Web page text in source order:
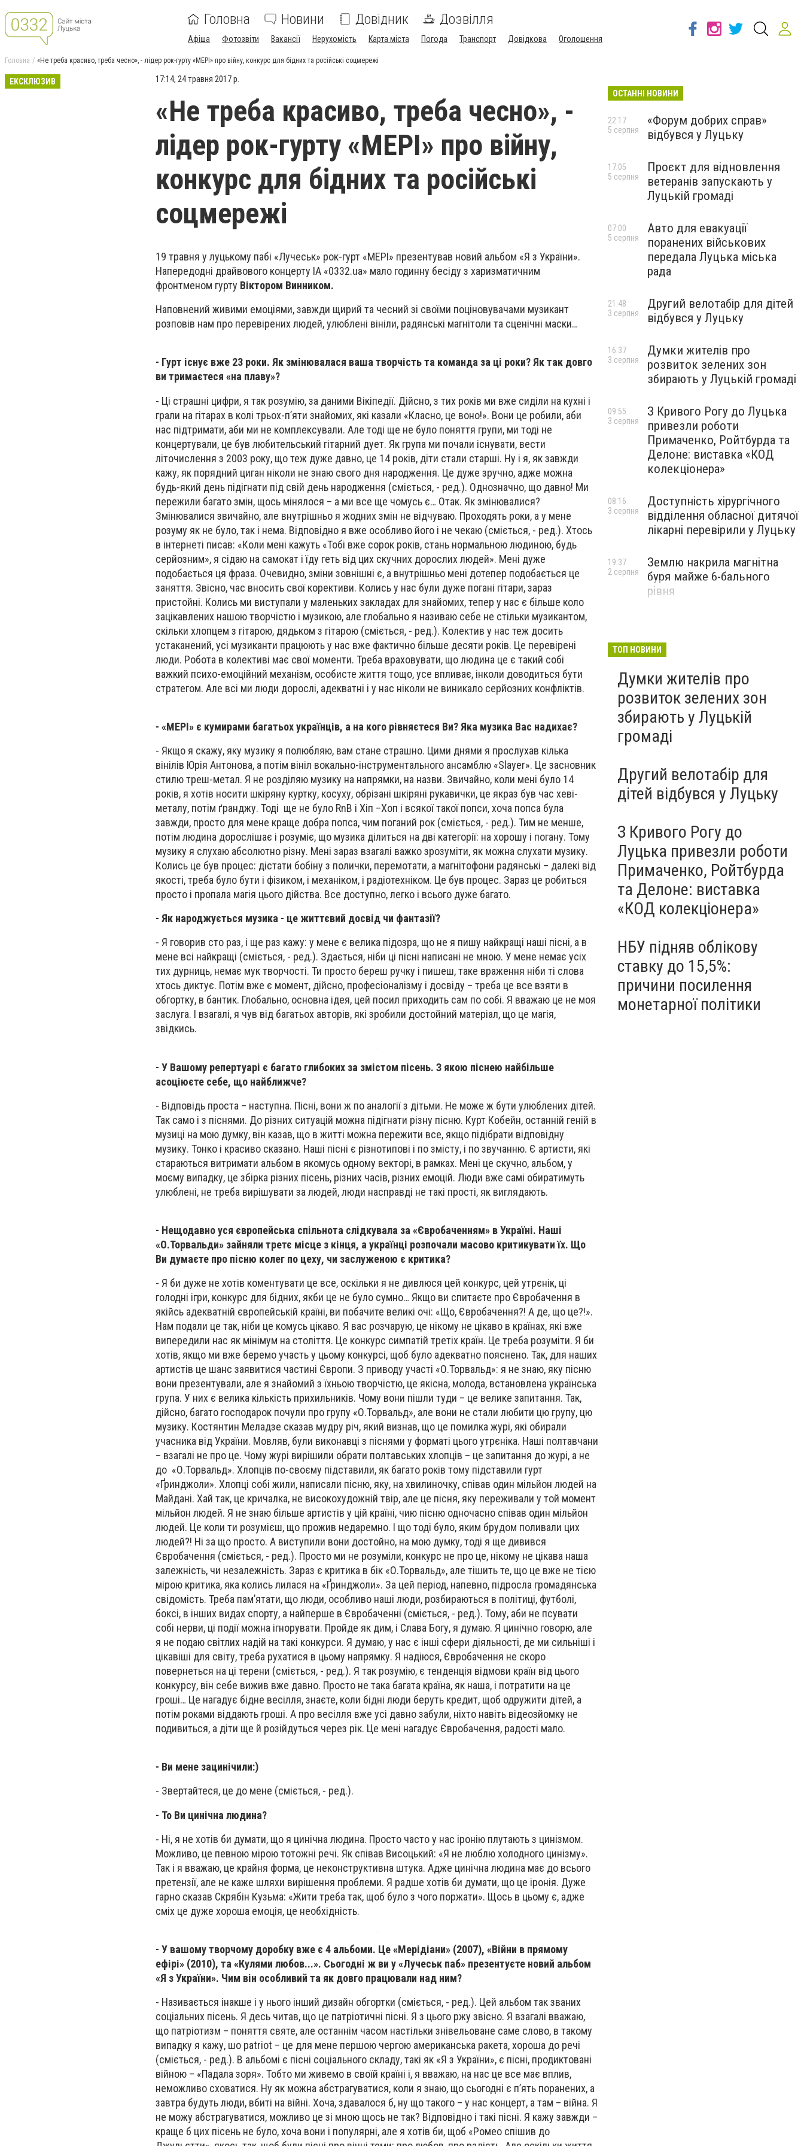
Головна Новини Довідник Дозвілля
Афіша Фотозвіти Вакансії Нерухомість Карта міста Погода Транспорт Довідкова Оголошення
Головна «Не треба красиво, треба чесно», - лідер рок-гурту «МЕРІ» про війну, конкурс для бідних та російські соцмережі
ЕКСКЛЮЗИВ 17:14, 24 травня 2017 р.
«Не треба красиво, треба чесно», -
лідер рок-гурту «МЕРІ» про війну,
конкурс для бідних та російські
соцмережі
19 травня у луцькому пабі «Лучеськ» рок-гурт «МЕРІ» презентував новий альбом «Я з України».
Напередодні драйвового концерту ІА «0332.ua» мало годинну бесіду з харизматичним
фронтменом гурту Віктором Винником.
Наповнений живими емоціями, завжди щирий та чесний зі своїми поціновувачами музикант
розповів нам про перевірених людей, улюблені вініли, радянські магнітоли та сценічні маски…
- Гурт існує вже 23 роки. Як змінювалася ваша творчість та команда за ці роки? Як так довго
ви тримаєтеся «на плаву»?
- Ці страшні цифри, я так розумію, за даними Вікіпедії. Дійсно, з тих років ми вже сиділи на кухні і
грали на гітарах в колі трьох-п’яти знайомих, які казали «Класно, це воно!». Вони це робили, аби
нас підтримати, аби ми не комплексували. Але тоді ще не було поняття групи, ми тоді не
концертували, це був любительський гітарний дует. Як група ми почали існувати, вести
літочислення з 2003 року, що теж дуже давно, це 14 років, діти стали старші. Ну і я, як завжди
кажу, як порядний циган ніколи не знаю свого дня народження. Це дуже зручно, адже можна
будь-який день підігнати під свій день народження (сміється, - ред.). Однозначно, що давно! Ми
пережили багато змін, щось мінялося – а ми все ще чомусь є… Отак. Як змінювалися?
Змінювалися звичайно, але внутрішньо я жодних змін не відчуваю. Проходять роки, а у мене
розуму як не було, так і нема. Відповідно я вже особливо його і не чекаю (сміється, - ред.). Хтось
в інтернеті писав: «Коли мені кажуть «Тобі вже сорок років, стань нормальною людиною, будь
серйозним», я сідаю на самокат і їду геть від цих скучних дорослих людей». Мені дуже
подобається ця фраза. Очевидно, зміни зовнішні є, а внутрішньо мені дотепер подобається це
заняття. Звісно, час вносить свої корективи. Колись у нас були дуже погані гітари, зараз
пристойні. Колись ми виступали у маленьких закладах для знайомих, тепер у нас є більше коло
зацікавлених нашою творчістю і музикою, але глобально я називаю себе не стільки музикантом,
скільки хлопцем з гітарою, дядьком з гітарою (сміється, - ред.). Колектив у нас теж досить
устаканений, усі музиканти працюють у нас вже фактично більше десяти років. Це перевірені
люди. Робота в колективі має свої моменти. Треба враховувати, що людина це є такий собі
важкий психо-емоційний механізм, особисте життя тощо, усе впливає, інколи доводиться бути
стратегом. Але всі ми люди дорослі, адекватні і у нас ніколи не виникало серйозних конфліктів.
- «МЕРІ» є кумирами багатьох українців, а на кого рівняєтеся Ви? Яка музика Вас надихає?
- Якщо я скажу, яку музику я полюбляю, вам стане страшно. Цими днями я прослухав кілька
вінілів Юрія Антонова, а потім вініл вокально-інструментального ансамблю «Slayer». Це засновник
стилю треш-метал. Я не розділяю музику на напрямки, на назви. Звичайно, коли мені було 14
років, я хотів носити шкіряну куртку, косуху, обрізані шкіряні рукавички, це якраз був час хеві-
металу, потім ґранджу. Тоді ще не було RnB і Хіп –Хоп і всякої такої попси, хоча попса була
завжди, просто для мене краще добра попса, чим поганий рок (сміється, - ред.). Тим не менше,
потім людина дорослішає і розуміє, що музика ділиться на дві категорії: на хорошу і погану. Тому
музику я слухаю абсолютно різну. Мені зараз взагалі важко зрозуміти, як можна слухати музику.
Колись це був процес: дістати бобіну з полички, перемотати, а магнітофони радянські – далекі від
якості, треба було бути і фізиком, і механіком, і радіотехніком. Це був процес. Зараз це робиться
просто і пропала магія цього дійства. Все доступно, легко і всього дуже багато.
- Як народжується музика - це життєвий досвід чи фантазії?
- Я говорив сто раз, і ще раз кажу: у мене є велика підозра, що не я пишу найкращі наші пісні, а в
мене всі найкращі (сміється, - ред.). Здається, ніби ці пісні написані не мною. У мене немає усіх
тих дурниць, немає мук творчості. Ти просто береш ручку і пишеш, таке враження ніби ті слова
хтось диктує. Потім вже є момент, дійсно, професіоналізму і досвіду – треба це все взяти в
обгортку, в бантик. Глобально, основна ідея, цей посил приходить сам по собі. Я вважаю це не моя
заслуга. І взагалі, я чув від багатьох авторів, які зробили достойний матеріал, що це магія,
звідкись.
- У Вашому репертуарі є багато глибоких за змістом пісень. З якою піснею найбільше
асоціюєте себе, що найближче?
- Відповідь проста – наступна. Пісні, вони ж по аналогії з дітьми. Не може ж бути улюблених дітей.
Так само і з піснями. До різних ситуацій можна підігнати різну пісню. Курт Кобейн, останній геній в
музиці на мою думку, він казав, що в житті можна пережити все, якщо підібрати відповідну
музику. Тонко і красиво сказано. Наші пісні є різнотипові і по змісту, і по звучанню. Є артисти, які
стараються витримати альбом в якомусь одному векторі, в рамках. Мені це скучно, альбом, у
моєму випадку, це збірка різних пісень, різних часів, різних емоцій. Люди вже самі обиратимуть
улюблені, не треба вирішувати за людей, люди насправді не такі прості, як виглядають.
- Нещодавно уся європейська спільнота слідкувала за «Євробаченням» в Україні. Наші
«О.Торвальди» зайняли третє місце з кінця, а українці розпочали масово критикувати їх. Що
Ви думаєте про пісню колег по цеху, чи заслуженою є критика?
- Я би дуже не хотів коментувати це все, оскільки я не дивлюся цей конкурс, цей утрєнік, ці
голодні ігри, конкурс для бідних, якби це не було сумно… Якщо ви спитаєте про Євробачення в
якійсь адекватній європейській країні, ви побачите великі очі: «Що, Євробачення?! А де, що це?!».
Нам подали це так, ніби це комусь цікаво. Я вас розчарую, це нікому не цікаво в країнах, які вже
випередили нас як мінімум на століття. Це конкурс симпатій третіх країн. Це треба розуміти. Я би
хотів, якщо ми вже беремо участь у цьому конкурсі, щоб було адекватно пояснено. Так, для наших
артистів це шанс заявитися частині Європи. З приводу участі «О.Торвальд»: я не знаю, яку пісню
вони презентували, але я знайомий з їхньою творчістю, це якісна, молода, встановлена українська
група. У них є велика кількість прихильників. Чому вони пішли туди – це велике запитання. Так,
дійсно, багато господарок почули про групу «О.Торвальд», але вони не стали любити цю групу, цю
музику. Костянтин Меладзе сказав мудру річ, який визнав, що це помилка журі, які обирали
учасника від України. Мовляв, були виконавці з піснями у форматі цього утрєніка. Наші полтавчани
– взагалі не про це. Чому журі вирішили обрати полтавських хлопців – це запитання до журі, а не
до «О.Торвальд». Хлопців по-своєму підставили, як багато років тому підставили гурт
«Ґринджоли». Хлопці собі жили, написали пісню, яку, на хвилиночку, співав один мільйон людей на
Майдані. Хай так, це кричалка, не високохудожній твір, але це пісня, яку переживали у той момент
мільйон людей. Я не знаю більше артистів у цій країні, чию пісню одночасно співав один мільйон
людей. Це коли ти розумієш, що прожив недаремно. І що тоді було, яким брудом поливали цих
людей?! Ні за що просто. А виступили вони достойно, на мою думку, тоді я ще дивився
Євробачення (сміється, - ред.). Просто ми не розуміли, конкурс не про це, нікому не цікава наша
залежність, чи незалежність. Зараз є критика в бік «О.Торвальд», але тішить те, що це вже не тією
мірою критика, яка колись лилася на «Ґринджоли». За цей період, напевно, підросла громадянська
свідомість. Треба пам’ятати, що люди, особливо наші люди, розбираються в політиці, футболі,
боксі, в інших видах спорту, а найперше в Євробаченні (сміється, - ред.). Тому, аби не псувати
собі нерви, ці події можна ігнорувати. Пройде як дим, і Слава Богу, я думаю. Я цинічно говорю, але
я не подаю світлих надій на такі конкурси. Я думаю, у нас є інші сфери діяльності, де ми сильніші і
цікавіші для світу, треба рухатися в цьому напрямку. Я надіюся, Євробачення не скоро
повернеться на ці терени (сміється, - ред.). Я так розумію, є тенденція відмови країн від цього
конкурсу, він себе вижив вже давно. Просто не така багата країна, як наша, і потратити на це
гроші… Це нагадує бідне весілля, знаєте, коли бідні люди беруть кредит, щоб одружити дітей, а
потім роками віддають гроші. А про весілля вже усі давно забули, ніхто навіть відеозйомку не
подивиться, а діти ще й розійдуться через рік. Це мені нагадує Євробачення, радості мало.
- Ви мене зацинічили:)
- Звертайтеся, це до мене (сміється, - ред.).
- То Ви цинічна людина?
- Ні, я не хотів би думати, що я цинічна людина. Просто часто у нас іронію плутають з цинізмом.
Можливо, це певною мірою тотожні речі. Як співав Висоцький: «Я не люблю холодного цинізму».
Так і я вважаю, це крайня форма, це неконструктивна штука. Адже цинічна людина має до всього
претензії, але не каже шляхи вирішення проблеми. Я радше хотів би думати, що це іронія. Дуже
гарно сказав Скрябін Кузьма: «Жити треба так, щоб було з чого поржати». Щось в цьому є, адже
сміх це дуже хороша емоція, це необхідність.
- У вашому творчому доробку вже є 4 альбоми. Це «Мерідіани» (2007), «Війни в прямому
ефірі» (2010), та «Кулями любов...». Сьогодні ж ви у «Лучеськ паб» презентуєте новий альбом
«Я з України». Чим він особливий та як довго працювали над ним?
- Називається інакше і у нього інший дизайн обгортки (сміється, - ред.). Цей альбом так званих
соціальних пісень. Я десь читав, що це патріотичні пісні. Я з цього ржу звісно. Я взагалі вважаю,
що патріотизм – поняття святе, але останнім часом настільки знівельоване саме слово, в такому
випадку я кажу, шо patriot – це для мене першою чергою американська ракета, хороша до речі
(сміється, - ред.). В альбомі є пісні соціального складу, такі як «Я з України», є пісні, продиктовані
війною – «Падала зоря». Тобто ми живемо в своїй країні і, я вважаю, на нас це все має вплив,
неможливо сховатися. Ну як можна абстрагуватися, коли я знаю, що сьогодні є п’ять поранених, а
завтра будуть люди, вбиті на війні. Хоча, здавалося б, ну що такого – у нас концерт, а там – війна. Я
не можу абстрагуватися, можливо це зі мною щось не так? Відповідно і такі пісні. Я кажу завжди –
краще б цих пісень не було, хоча вони і популярні, але я хотів би, щоб «Ромео спішив до
ОСТАННІ НОВИНИ
«Форум добрих справ»
відбувся у Луцьку
22:17
5 серпня
Проєкт для відновлення
ветеранів запускають у
Луцькій громаді
17:05
5 серпня
Авто для евакуації
поранених військових
передала Луцька міська
рада
07:00
5 серпня
Другий велотабір для дітей
відбувся у Луцьку
21:48
3 серпня
Думки жителів про
розвиток зелених зон
збирають у Луцькій громаді
16:37
3 серпня
З Кривого Рогу до Луцька
привезли роботи
Примаченко, Ройтбурда та
Делоне: виставка «КОД
колекціонера»
09:55
3 серпня
Доступність хірургічного
відділення обласної дитячої
лікарні перевірили у Луцьку
08:16
3 серпня
Землю накрила магнітна
буря майже 6-бального
рівня
19:37
2 серпня
ТОП НОВИНИ
Думки жителів про
розвиток зелених зон
збирають у Луцькій
громаді
Другий велотабір для
дітей відбувся у Луцьку
З Кривого Рогу до
Луцька привезли роботи
Примаченко, Ройтбурда
та Делоне: виставка
«КОД колекціонера»
НБУ підняв облікову
ставку до 15,5%:
причини посилення
монетарної політики